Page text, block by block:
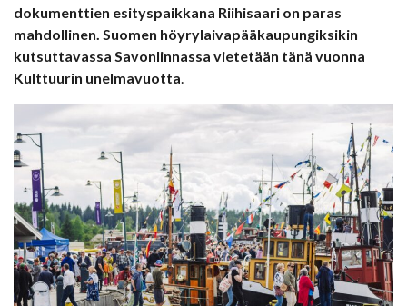
dokumenttien esityspaikkana Riihisaari on paras
mahdollinen. Suomen höyrylaivapääkaupungiksikin
kutsuttavassa Savonlinnassa vietetään tänä vuonna
Kulttuurin unelmavuotta.